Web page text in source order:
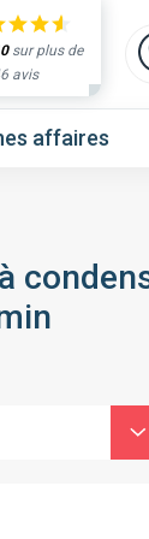
sur plus de
avis
vous et obtenez
affaires